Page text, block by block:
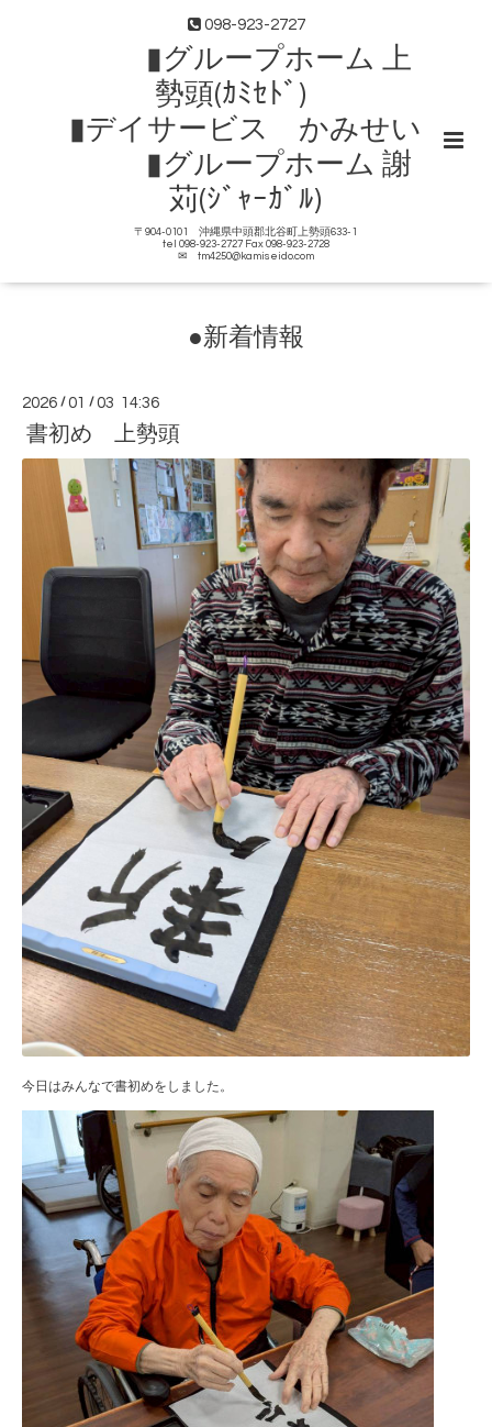
098-923-2727
▮グループホーム 上
勢頭(ｶﾐｾﾄﾞ)
▮デイサービス かみせい
▮グループホーム 謝
苅(ｼﾞｬｰｶﾞﾙ)
〒904-0101 沖縄県中頭郡北谷町上勢頭633-1
tel 098-923-2727 Fax 098-923-2728
✉ tm4250@kamiseido.com
●新着情報
2026 /01 /03 14:36
書初め 上勢頭
今日はみんなで書初めをしました。